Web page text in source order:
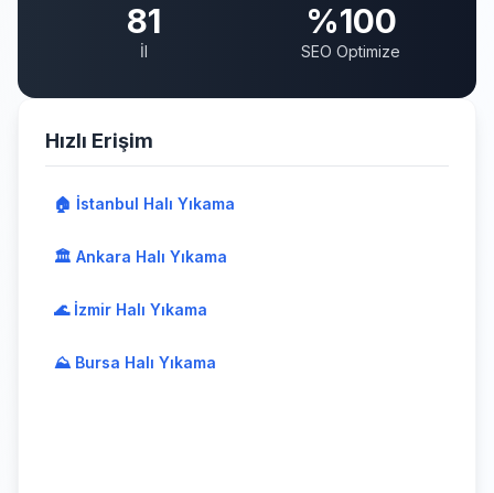
81
İl
%100
SEO Optimize
Hızlı Erişim
🏠 İstanbul Halı Yıkama
🏛️ Ankara Halı Yıkama
🌊 İzmir Halı Yıkama
⛰️ Bursa Halı Yıkama